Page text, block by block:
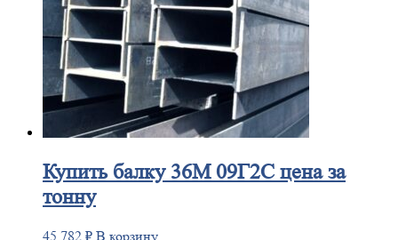
Купитьбалку 36М 09Г2С цена за
тонну
45 782 ₽ В корзину